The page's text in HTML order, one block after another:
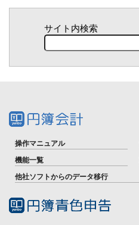
サイト内検索
操作マニュアル
機能一覧
他社ソフトからのデータ移行